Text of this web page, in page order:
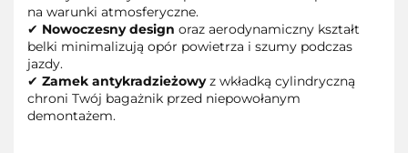
na warunki atmosferyczne.
✔ Nowoczesny design oraz aerodynamiczny kształt
belki minimalizują opór powietrza i szumy podczas
jazdy.
✔ Zamek antykradzieżowyz wkładką cylindryczną
chroni Twój bagażnik przed niepowołanym
demontażem.